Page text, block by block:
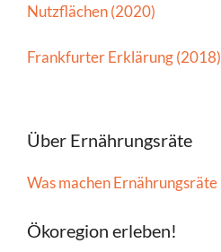
Nutzflächen (2020)
Frankfurter Erklärung (2018)
Über Ernährungsräte
Was machen Ernährungsräte
Ökoregion erleben!